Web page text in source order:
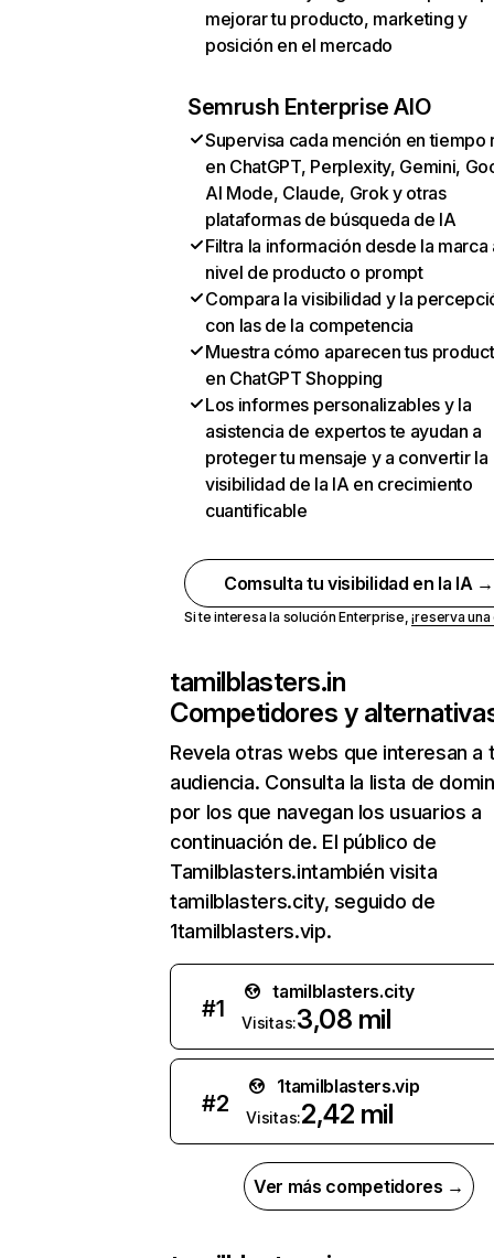
mejorar tu producto, marketing y
posición en el mercado
Semrush Enterprise AIO
Supervisa cada mención en tiempo
en ChatGPT, Perplexity, Gemini,
AI Mode, Claude, Grok y otras
plataformas de búsqueda de IA
Filtra la información desde la marca
nivel de producto o prompt
Compara la visibilidad y la
con las de la competencia
Muestra cómo aparecen tus
en ChatGPT Shopping
Los informes personalizables y la
asistencia de expertos te ayudan a
proteger tu mensaje y a convertir la
visibilidad de la IA en crecimiento
cuantificable
Comsulta tu visibilidad en la IA →
Si te interesa la solución Enterprise,¡reserva
tamilblasters.in
Competidores y
Revela otras webs que interesan a
audiencia. Consulta la lista de
por los que navegan los usuarios a
continuación de. El público de
Tamilblasters.intambién visita
tamilblasters.city, seguido de
1tamilblasters.vip.
#1
tamilblasters.city
Visitas:3,08 mil
#2
1tamilblasters.vip
Visitas:2,42 mil
Ver más competidores →